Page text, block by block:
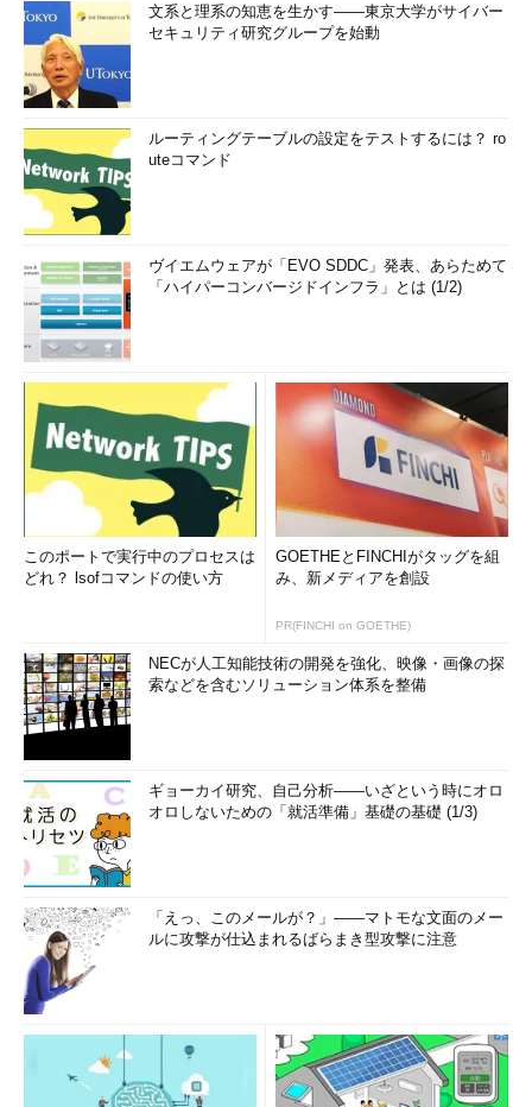
仮想化環境の管理には、WACよりもMMC管理ツー
ル「Hyper-Vマネージャー」の方が操作性、応答性ともに良
い
でき、仮想マシンの作成やコンソールとの対話が可能
なお、ワークグループ環境でWindows 10の「Hyper-Vマネージ
ャー」を使用して管理するには、Hyper-V Server 2019側の
PowerShellで以下のコマンドラインを実行し、「CredSSPサー
バ認証」を有効化する必要があります。
Enable-WSManCredSSP Role Server
また、ワークグループ環境でWindows 10上のWACから管理す
るには、Windows 10でPowerShellを管理者として開き、次のコ
マンドラインを実行して、リモートサーバを、信頼されたホスト
として構成する必要があります。
wsman: \localhost\Client\TrustedHosts "IPア
ドレスまたはコンピュータ名または*"
Server Core App Compatibility FODをインストールでき
Windows Server 2019のServer Coreインストールおよび
Windows Server,version 1809からは、「
Compatibility Feature on Demand
Internet Explorer 11（IE 11）をServer Coreインストール環境に
追加できるようになりました。
文系と理系の知恵を生かす――東京大学がサイバー
セキュリティ研究グループを始動
ルーティングテーブルの設定をテストするには？ ro
uteコマンド
ヴイエムウェアが「EVO SDDC」発表、あらためて
「ハイパーコンバージドインフラ」とは (1/2)
このポートで実行中のプロセスは
どれ？ lsofコマンドの使い方
GOETHEとFINCHIがタッグを組
み、新メディアを創設
PR(FINCHI on GOETHE)
NECが人工知能技術の開発を強化、映像・画像の探
索などを含むソリューション体系を整備
ギョーカイ研究、自己分析――いざという時にオロ
オロしないための「就活準備」基礎の基礎 (1/3)
「えっ、このメールが？」――マトモな文面のメー
ルに攻撃が仕込まれるばらまき型攻撃に注意